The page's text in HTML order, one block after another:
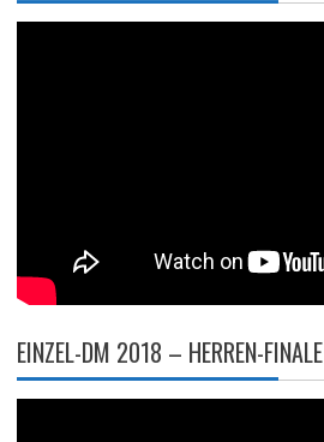
EINZEL-DM 2018 – HERREN-FINALE